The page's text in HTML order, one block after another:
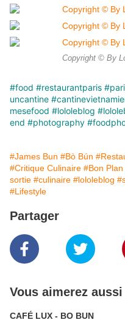
Copyright © By
#food #restaurantparis
uncantine
mesefood #lololeblog
end #photography
#James Bun #Bò Bún
#Critique Culinaire #Bon Plan
sortie #culinaire #lololeblog
#Lifestyle
Partager
Vous aimerez aussi
CAFÉ LUX - BO BUN